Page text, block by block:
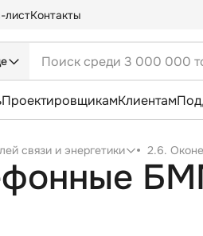
листКонтакты
ПроектировщикамКлиентам
связи и энергетики 2.6.